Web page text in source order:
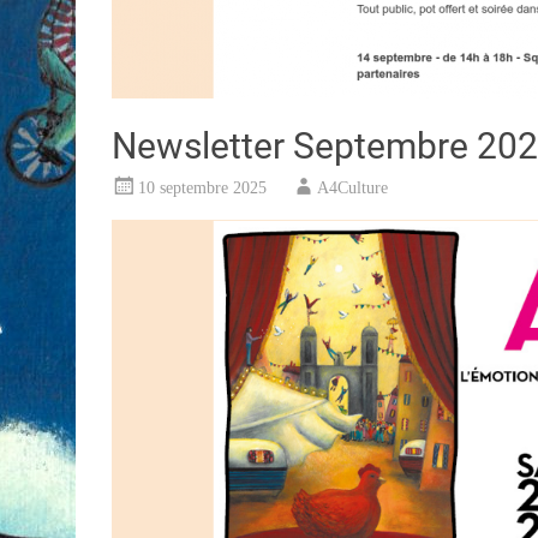
Newsletter Septembre
10 septembre 2025 A4Culture